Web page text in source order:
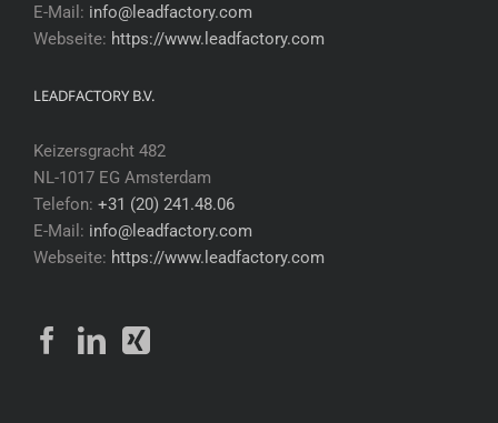
E-Mail: info@leadfactory.com
Webseite: https://www.leadfactory.com
LEADFACTORY B.V.
Keizersgracht 482
NL-1017 EG Amsterdam
Telefon: +31 (20) 241.48.06
E-Mail: info@leadfactory.com
Webseite: https://www.leadfactory.com